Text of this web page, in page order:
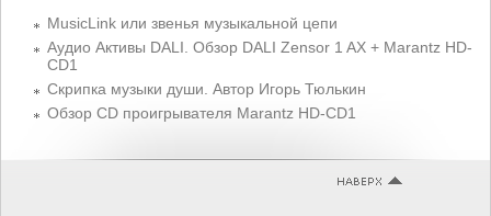
MusicLink или звенья музыкальной цепи
Аудио Активы DALI. Обзор DALI Zensor 1 AX + Marantz HD-
CD1
Скрипка музыки души. Автор Игорь Тюлькин
Обзор CD проигрывателя Marantz HD-CD1